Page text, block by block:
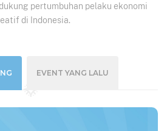
pertumbuhan pelaku ekonomi
di Indonesia.
EVENT YANG LALU